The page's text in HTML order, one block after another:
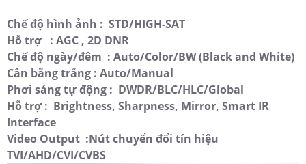
Chế độ hình ảnh : STD/HIGH-SAT
Hỗ trợ : AGC , 2D DNR
Chế độ ngày/đêm : Auto/Color/BW (Black and White)
Cân bằng trắng : Auto/Manual
Phơi sáng tự động : DWDR/BLC/HLC/Global
Hỗ trợ : Brightness, Sharpness, Mirror, Smart IR
Interface
Video Output :Nút chuyển đổi tín hiệu
TVI/AHD/CVI/CVBS